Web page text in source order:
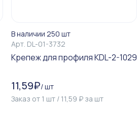
В наличии 250 шт
Арт. DL-01-3732
Крепеж для профиля KDL-2-1029
11,59₽/шт
Заказ от 1 шт / 11,59 ₽ за шт